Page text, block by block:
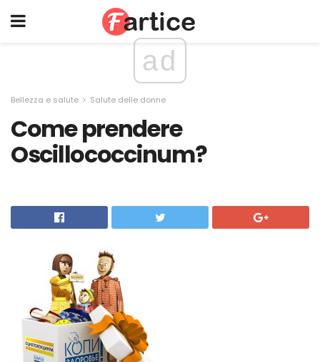
ad
Bellezza e salute Salute delle donne
Come prendere
Oscillococcinum?